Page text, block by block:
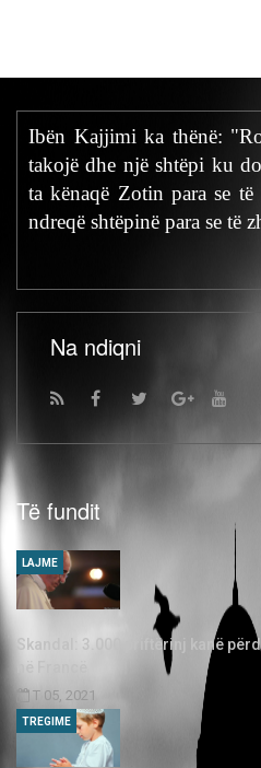
Ibën Kajjimi ka thënë:
takojë dhe një shtëpi ku
ta kënaqë Zotin para se
ndreqë shtëpinë para se të
Na ndiqni
Të fundit
Skandal: 3.000 priftërinj kanë
T 05, 2021
LAJME
TREGIME